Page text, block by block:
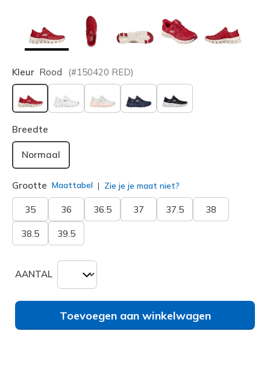
Kleur Rood (#150420 RED)
geselecteerd
Breedte
Normaal
Grootte Maattabel Zie je je maat niet?
35 36 36.5 37 37.5 38
38.5 39.5
AANTAL
Toevoegen aan winkelwagen